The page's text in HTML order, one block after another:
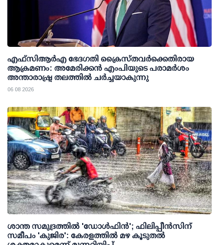
എഫ്‌സി‌ആര്‍‌എ ഭേദഗതി ക്രൈസ്തവർക്കെതിരായ
ആക്രമണം: അമേരിക്കൻ എംപിയുടെ പരാമർശം
അന്താരാഷ്ട്ര തലത്തിൽ ചർച്ചയാകുന്നു
06 08 2026
ശാന്ത സമുദ്രത്തില്‍ 'ഡോള്‍ഫിന്‍'; ഫിലിപ്പീന്‍സിന്
സമീപം 'കുജിര': കേരളത്തില്‍ മഴ കൂടുതല്‍